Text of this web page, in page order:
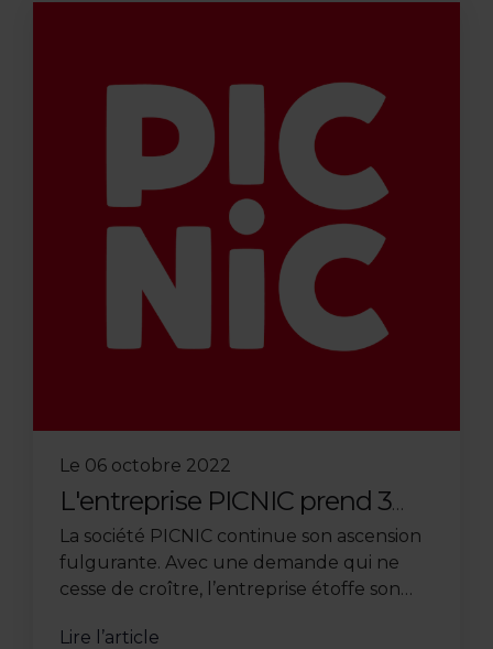
Le 06 octobre 2022
L'entreprise PICNIC prend 3
entrepôts à bail en l'espace de
6 mois
La société PICNIC continue son ascension
fulgurante. Avec une demande qui ne
cesse de croître, l’entreprise étoffe son
continue son développement ...
Lire l’article